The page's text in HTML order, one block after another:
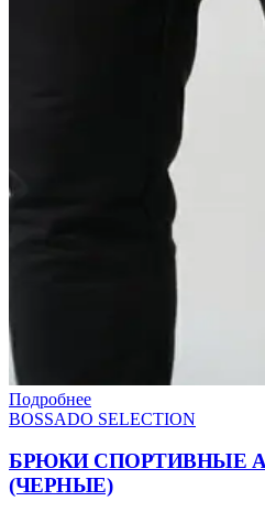
Подробнее
BOSSADO SELECTION
БРЮКИ СПОРТИВНЫЕ
(ЧЕРНЫЕ)